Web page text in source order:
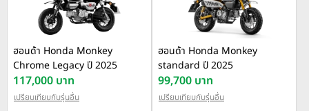
ฮอนด้า Honda Monkey
Chrome Legacy ปี 2025
117,000 บาท
เปรียบเทียบกับรุ่นอื่น
ฮอนด้า Honda Monkey
standard ปี 2025
99,700 บาท
เปรียบเทียบกับรุ่นอื่น